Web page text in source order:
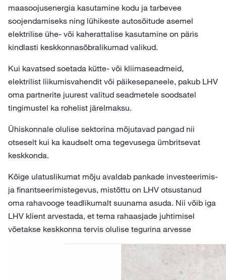
maasoojusenergia kasutamine kodu ja tarbevee
soojendamiseks ning lühikeste autosõitude asemel
elektrilise ühe- või kaherattalise kasutamine on päris
kindlasti keskkonnasõbralikumad valikud.
Kui kavatsed soetada kütte- või kliimaseadmeid,
elektrilist liikumisvahendit või päikesepaneele, pakub LHV
oma partnerite juurest valitud seadmetele soodsatel
tingimustel ka rohelist järelmaksu.
Ühiskonnale olulise sektorina mõjutavad pangad nii
otseselt kui ka kaudselt oma tegevusega ümbritsevat
keskkonda.
Kõige ulatuslikumat mõju avaldab pankade investeerimis-
ja finantseerimistegevus, mistõttu on LHV otsustanud
oma rahavooge teadlikumalt suunama asuda. Nii võib iga
LHV klient arvestada, et tema rahaasjade juhtimisel
võetakse keskkonna tervis olulise tegurina arvesse